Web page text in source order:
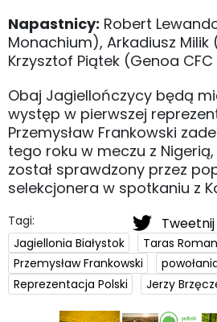
Napastnicy: Robert
Monachium), Arkadiusz Milik
Krzysztof Piątek (Genoa CFC
Obaj Jagiellończycy będą
występ w pierwszej
Przemysław Frankowski
tego roku w meczu z
został sprawdzony przez
selekcjonera w spotkaniu z
Tweetnij
Tagi:
Jagiellonia Białystok
Taras
Przemysław Frankowski
Reprezentacja Polski
Jerzy